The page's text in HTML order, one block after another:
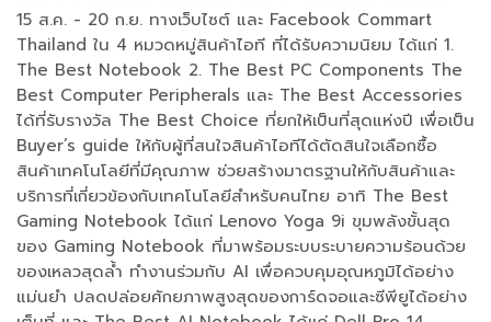
15 ส.ค. - 20 ก.ย. ทางเว็บไซต์ และ Facebook Commart
Thailand ใน 4 หมวดหมู่สินค้าไอที ที่ได้รับความนิยม ได้แก่ 1.
The Best Notebook 2. The Best PC Components The
Best Computer Peripherals และ The Best Accessories
ได้ที่รับรางวัล The Best Choice ที่ยกให้เป็นที่สุดแห่งปี เพื่อเป็น
Buyer’s guide ให้กับผู้ที่สนใจสินค้าไอทีได้ตัดสินใจเลือกซื้อ
สินค้าเทคโนโลยีที่มีคุณภาพ ช่วยสร้างมาตรฐานให้กับสินค้าและ
บริการที่เกี่ยวข้องกับเทคโนโลยีสำหรับคนไทย อาทิ The Best
Gaming Notebook ได้แก่ Lenovo Yoga 9i ขุมพลังขั้นสุด
ของ Gaming Notebook ที่มาพร้อมระบบระบายความร้อนด้วย
ของเหลวสุดล้ำ ทำงานร่วมกับ AI เพื่อควบคุมอุณหภูมิได้อย่าง
แม่นยำ ปลดปล่อยศักยภาพสูงสุดของการ์ดจอและซีพียูได้อย่าง